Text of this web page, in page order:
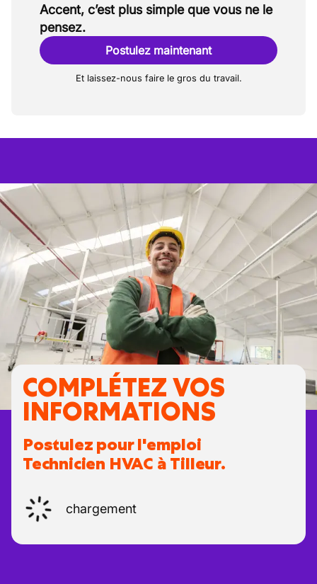
Accent, c’est plus simple que vous ne le
pensez.
Postulez maintenant
Et laissez-nous faire le gros du travail.
COMPLÉTEZ VOS
INFORMATIONS
Postulez pour l'emploi
Technicien HVAC à Tilleur.
chargement